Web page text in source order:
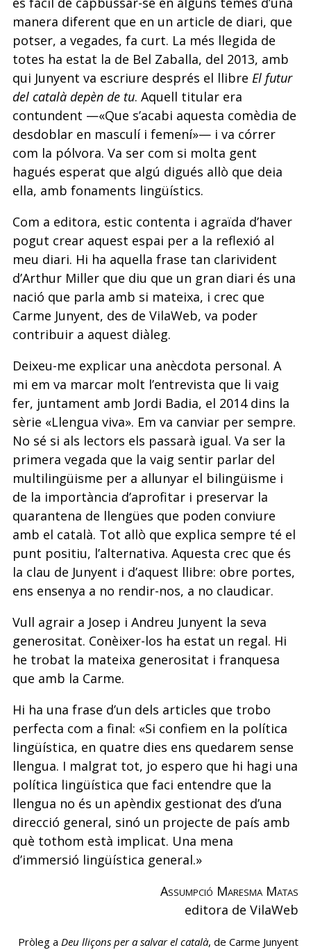
manera diferent que en un article de diari, que
potser, a vegades, fa curt. La més llegida de
totes ha estat la de Bel Zaballa, del 2013, amb
qui Junyent va escriure després el llibre El futur
del català depèn de tu. Aquell titular era
contundent —«Que s’acabi aquesta comèdia de
desdoblar en masculí i femení»— i va córrer
com la pólvora. Va ser com si molta gent
hagués esperat que algú digués allò que deia
ella, amb fonaments lingüístics.
Com a editora, estic contenta i agraïda d’haver
pogut crear aquest espai per a la reflexió al
meu diari. Hi ha aquella frase tan clarivident
d’Arthur Miller que diu que un gran diari és una
nació que parla amb si mateixa, i crec que
Carme Junyent, des de VilaWeb, va poder
contribuir a aquest diàleg.
Deixeu-me explicar una anècdota personal. A
mi em va marcar molt l’entrevista que li vaig
fer, juntament amb Jordi Badia, el 2014 dins la
sèrie «Llengua viva». Em va canviar per sempre.
No sé si als lectors els passarà igual. Va ser la
primera vegada que la vaig sentir parlar del
multilingüisme per a allunyar el bilingüisme i
de la importància d’aprofitar i preservar la
quarantena de llengües que poden conviure
amb el català. Tot allò que explica sempre té el
punt positiu, l’alternativa. Aquesta crec que és
la clau de Junyent i d’aquest llibre: obre portes,
ens ensenya a no rendir-nos, a no claudicar.
Vull agrair a Josep i Andreu Junyent la seva
generositat. Conèixer-los ha estat un regal. Hi
he trobat la mateixa generositat i franquesa
que amb la Carme.
Hi ha una frase d’un dels articles que trobo
perfecta com a final: «Si confiem en la política
lingüística, en quatre dies ens quedarem sense
llengua. I malgrat tot, jo espero que hi hagi una
política lingüística que faci entendre que la
llengua no és un apèndix gestionat des d’una
direcció general, sinó un projecte de país amb
què tothom està implicat. Una mena
d’immersió lingüística general.»
Assumpció Maresma Matas
editora de VilaWeb
Pròleg aDeu lliçons per a salvar el català, de Carme Junyent